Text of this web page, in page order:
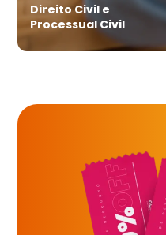
Direito Civil e
Processual Civil